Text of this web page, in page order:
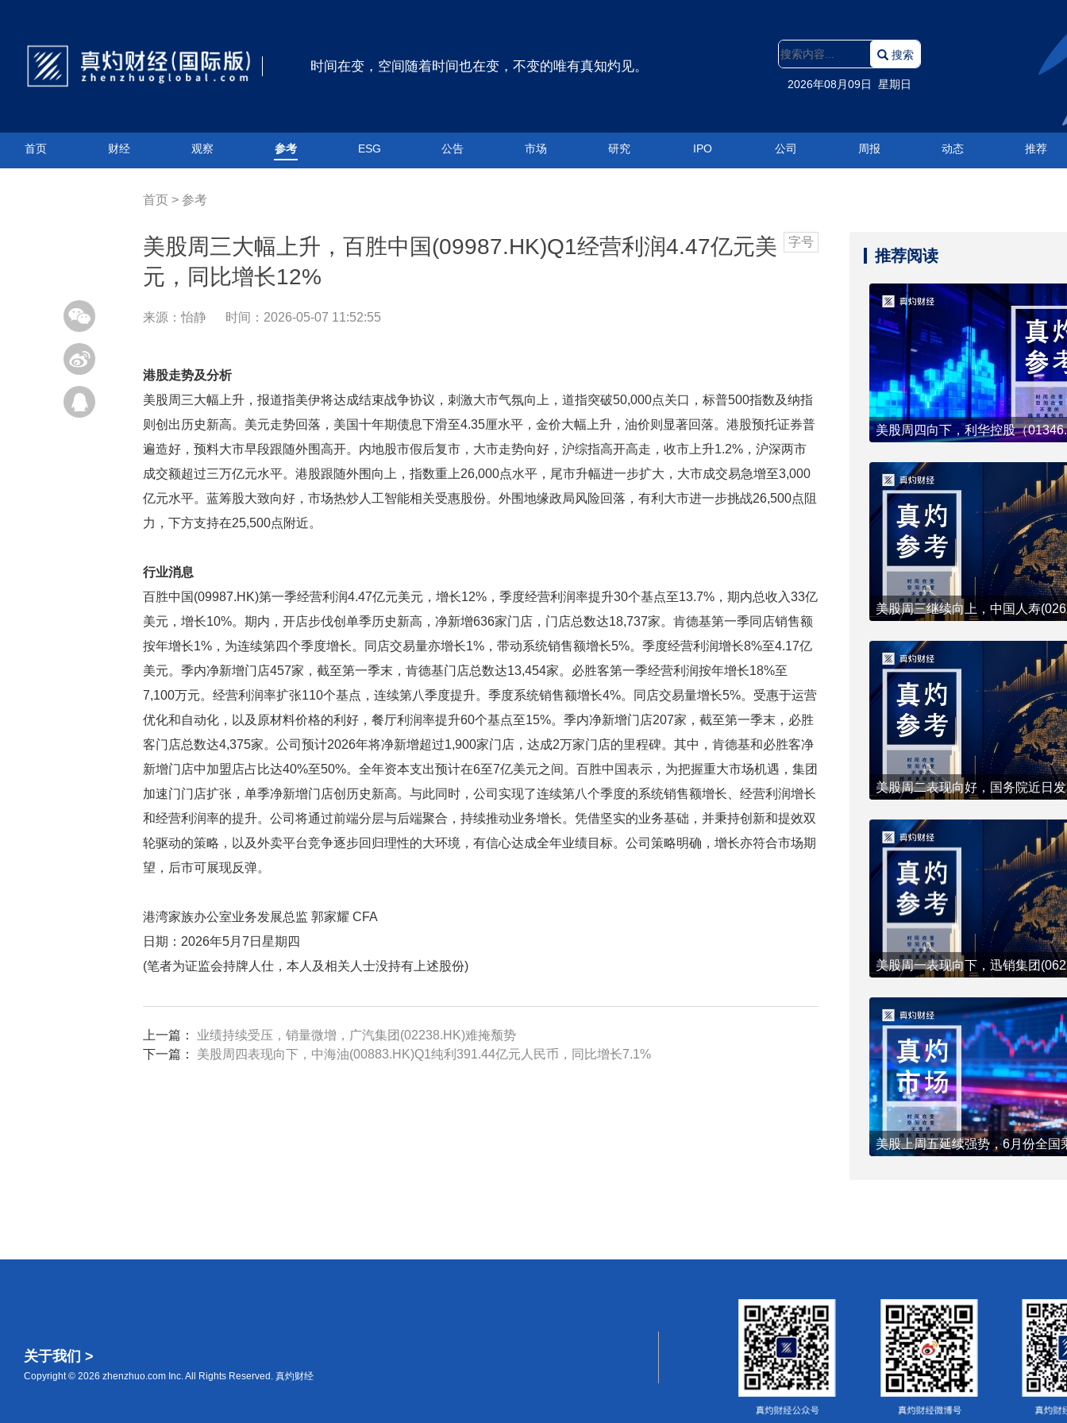
时间在变，空间随着时间也在变，不变的唯有真知灼见。
搜索
2026年08月09日 星期日
首页 财经 观察 参考 ESG 公告 市场 研究 IPO 公司 周报 动态 推荐
首页 > 参考
美股周三大幅上升，百胜中国(09987.HK)Q1经营利润4.47亿元美
元，同比增长12%
来源：怡静 时间：2026-05-07 11:52:55
字号
港股走势及分析
美股周三大幅上升，报道指美伊将达成结束战争协议，刺激大市气氛向上，道指突破50,000点关口，标普500指数及纳指
则创出历史新高。美元走势回落，美国十年期债息下滑至4.35厘水平，金价大幅上升，油价则显著回落。港股预托证券普
遍造好，预料大市早段跟随外围高开。内地股市假后复市，大市走势向好，沪综指高开高走，收市上升1.2%，沪深两市
成交额超过三万亿元水平。港股跟随外围向上，指数重上26,000点水平，尾市升幅进一步扩大，大市成交易急增至3,000
亿元水平。蓝筹股大致向好，市场热炒人工智能相关受惠股份。外围地缘政局风险回落，有利大市进一步挑战26,500点阻
力，下方支持在25,500点附近。
行业消息
百胜中国(09987.HK)第一季经营利润4.47亿元美元，增长12%，季度经营利润率提升30个基点至13.7%，期内总收入33亿
美元，增长10%。期内，开店步伐创单季历史新高，净新增636家门店，门店总数达18,737家。肯德基第一季同店销售额
按年增长1%，为连续第四个季度增长。同店交易量亦增长1%，带动系统销售额增长5%。季度经营利润增长8%至4.17亿
美元。季内净新增门店457家，截至第一季末，肯德基门店总数达13,454家。必胜客第一季经营利润按年增长18%至
7,100万元。经营利润率扩张110个基点，连续第八季度提升。季度系统销售额增长4%。同店交易量增长5%。受惠于运营
优化和自动化，以及原材料价格的利好，餐厅利润率提升60个基点至15%。季内净新增门店207家，截至第一季末，必胜
客门店总数达4,375家。公司预计2026年将净新增超过1,900家门店，达成2万家门店的里程碑。其中，肯德基和必胜客净
新增门店中加盟店占比达40%至50%。全年资本支出预计在6至7亿美元之间。百胜中国表示，为把握重大市场机遇，集团
加速门门店扩张，单季净新增门店创历史新高。与此同时，公司实现了连续第八个季度的系统销售额增长、经营利润增长
和经营利润率的提升。公司将通过前端分层与后端聚合，持续推动业务增长。凭借坚实的业务基础，并秉持创新和提效双
轮驱动的策略，以及外卖平台竞争逐步回归理性的大环境，有信心达成全年业绩目标。公司策略明确，增长亦符合市场期
望，后市可展现反弹。
港湾家族办公室业务发展总监 郭家耀 CFA
日期：2026年5月7日星期四
(笔者为证监会持牌人仕，本人及相关人士没持有上述股份)
上一篇： 业绩持续受压，销量微增，广汽集团(02238.HK)难掩颓势
下一篇： 美股周四表现向下，中海油(00883.HK)Q1纯利391.44亿元人民币，同比增长7.1%
推荐阅读
关于我们 >
Copyright © 2026 zhenzhuo.com Inc. All Rights Reserved. 真灼财经